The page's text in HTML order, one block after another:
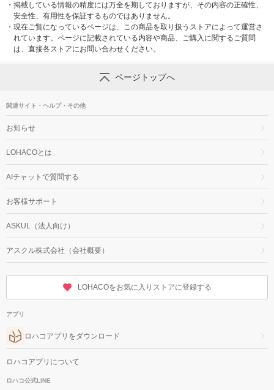
・ 掲載している情報の精度には万全を期しておりますが、その内容の正確性、
安全性、有用性を保証するものではありません。
・ 現在ご覧になっているページは、この商品を取り扱うストアによって運営さ
れています。ページに記載されている内容や商品、ご購入に関するご質問
は、直接各ストアにお問い合わせください。
ページトップへ
関連サイト・ヘルプ・その他
お知らせ
LOHACOとは
AIチャットで質問する
お客様サポート
ASKUL（法人向け）
アスクル株式会社（会社概要）
LOHACOをお気に入りストアに登録する
アプリ
ロハコアプリをダウンロード
ロハコアプリについて
ロハコ公式LINE